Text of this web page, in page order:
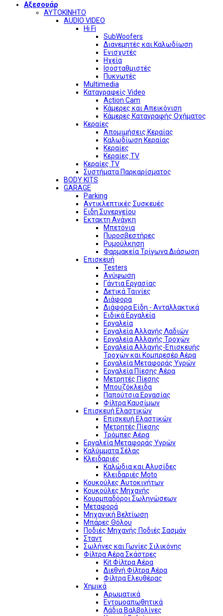
Αξεσουάρ
ΑΥΤΟΚΙΝΗΤΟ
AUDIO VIDEO
Hi Fi
SubWoofers
Διανεμητές και Καλωδίωση
Ενισχυτές
Ηχεία
Ισοσταθμιστές
Πυκνωτές
Multimedia
Καταγραφείς Video
Action Cam
Κάμερες και Απεικόνιση
Κάμερες Καταγραφής Οχήματος
Κεραίες
Απομιμήσεις Κεραίας
Καλωδίωση Κεραίας
Κεραίες
Κεραίες TV
Κεραίες TV
Συστήματα Παρκαρίσματος
BODY KITS
GARAGE
Parking
Αντικλεπτικές Συσκευές
Ειδη Συνεργείου
Εκτακτη Ανάγκη
Μπετόνια
Πυροσβεστήρες
Ρυμούλκηση
Φαρμακεία Τρίγωνα Διάσωση
Επισκευή
Testers
Ανύψωση
Γάντια Εργασίας
Δετικά Ταινίες
Διάφορα
Διάφορα Είδη - Ανταλλακτικά
Ειδικά Εργαλεία
Εργαλεία
Εργαλεία Αλλαγής Λαδιών
Εργαλεία Αλλαγής Τροχών
Εργαλεία Αλλαγής-Επισκευής
Τροχών και Κομπρεσέρ Αέρα
Εργαλεία Μεταφοράς Υγρών
Εργαλεία Πίεσης Αέρα
Μετρητές Πίεσης
Μπουζόκλειδα
Παπούτσια Εργασίας
Φίλτρα Καυσίμων
Επισκευή Ελαστικών
Επισκευή Ελαστικών
Μετρητές Πίεσης
Τρόμπες Αέρα
Εργαλεία Μεταφοράς Υγρών
Καλύμματα Σέλας
Κλειδαριές
Καλώδια και Αλυσίδες
Κλειδαριές Moto
Κουκούλες Αυτοκινήτων
Κουκούλες Μηχανής
Κουρμπαδόροι Σωληνώσεων
Μεταφορά
Μηχανική Βελτίωση
Μπάρες Θόλου
Ποδιές Μηχανής Ποδιές Σασμάν
Σταντ
Σωλήνες και Γωνίες Σιλικόνης
Φίλτρα Αέρα Σκάστρες
Kit Φίλτρα Αέρα
Διεθνή Φίλτρα Αέρα
Φίλτρα Ελευθέρας
Χημικά
Αρωματικά
Εντομοαπωθητικά
Λάδια Βαλβολίνες